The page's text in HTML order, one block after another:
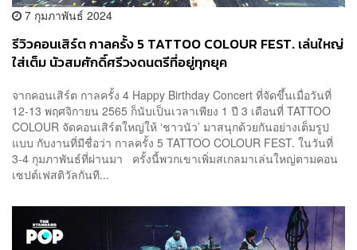
7 กุมภาพันธ์ 2024
รีวิวคอนเสิร์ต กาลครั้ง 5 TATTOO COLOUR FEST. เล่นใหญ่
ใส่เต็ม นัวสมศักดิ์ศรีวงดนตรีที่อยู่ทุกยุค
จากคอนเสิร์ต กาลครั้ง 4 Happy Birthday Concert ที่จัดขึ้นเมื่อวันที่
12-13 พฤศจิกายน 2565 ก็นับเป็นเวลาเพียง 1 ปี 3 เดือนที่ TATTOO
COLOUR จัดคอนเสิร์ตใหญ่ให้ ‘ชาวนัว’ มาสนุกด้วยกันอย่างเต็มรูป
แบบ กับงานที่มีชื่อว่า กาลครั้ง 5 TATTOO COLOUR FEST. ในวันที่
3-4 กุมภาพันธ์ที่ผ่านมา ครั้งนี้พวกเขาเพิ่มสเกลมาเล่นใหญ่ตามคอน
เซปต์เฟสติวัลกันที...